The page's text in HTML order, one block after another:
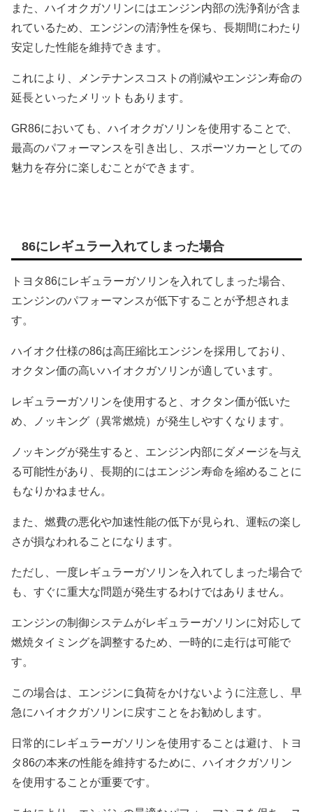
また、ハイオクガソリンにはエンジン内部の洗浄剤が含ま
れているため、エンジンの清浄性を保ち、長期間にわたり
安定した性能を維持できます。
これにより、メンテナンスコストの削減やエンジン寿命の
延長といったメリットもあります。
GR86においても、ハイオクガソリンを使用することで、
最高のパフォーマンスを引き出し、スポーツカーとしての
魅力を存分に楽しむことができます。
86にレギュラー入れてしまった場合
トヨタ86にレギュラーガソリンを入れてしまった場合、
エンジンのパフォーマンスが低下することが予想されま
す。
ハイオク仕様の86は高圧縮比エンジンを採用しており、
オクタン価の高いハイオクガソリンが適しています。
レギュラーガソリンを使用すると、オクタン価が低いた
め、ノッキング（異常燃焼）が発生しやすくなります。
ノッキングが発生すると、エンジン内部にダメージを与え
る可能性があり、長期的にはエンジン寿命を縮めることに
もなりかねません。
また、燃費の悪化や加速性能の低下が見られ、運転の楽し
さが損なわれることになります。
ただし、一度レギュラーガソリンを入れてしまった場合で
も、すぐに重大な問題が発生するわけではありません。
エンジンの制御システムがレギュラーガソリンに対応して
燃焼タイミングを調整するため、一時的に走行は可能で
す。
この場合は、エンジンに負荷をかけないように注意し、早
急にハイオクガソリンに戻すことをお勧めします。
日常的にレギュラーガソリンを使用することは避け、トヨ
タ86の本来の性能を維持するために、ハイオクガソリン
を使用することが重要です。